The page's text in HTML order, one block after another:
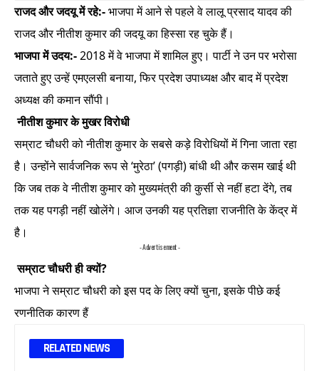
राजद और जदयू में रहे:-भाजपा में आने से पहले वे लालू प्रसाद यादव की
राजद और नीतीश कुमार की जदयू का हिस्सा रह चुके हैं।
भाजपा में उदय:-2018 में वे भाजपा में शामिल हुए। पार्टी ने उन पर भरोसा
जताते हुए उन्हें एमएलसी बनाया, फिर प्रदेश उपाध्यक्ष और बाद में प्रदेश
अध्यक्ष की कमान सौंपी।
नीतीश कुमार के मुखर विरोधी
सम्राट चौधरी को नीतीश कुमार के सबसे कड़े विरोधियों में गिना जाता रहा
है। उन्होंने सार्वजनिक रूप से ‘मुरेठा’ (पगड़ी) बांधी थी और कसम खाई थी
कि जब तक वे नीतीश कुमार को मुख्यमंत्री की कुर्सी से नहीं हटा देंगे, तब
तक यह पगड़ी नहीं खोलेंगे। आज उनकी यह प्रतिज्ञा राजनीति के केंद्र में
है।
- Advertisement -
सम्राट चौधरी ही क्यों?
भाजपा ने सम्राट चौधरी को इस पद के लिए क्यों चुना, इसके पीछे कई
रणनीतिक कारण हैं
RELATED NEWS